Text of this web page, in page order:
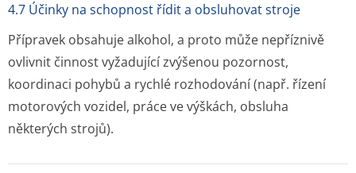
4.7 Účinky na schopnost řídit a obsluhovat stroje
Přípravek obsahuje alkohol, a proto může nepříznivě
ovlivnit činnost vyžadující zvýšenou pozornost,
koordinaci pohybů a rychlé rozhodování (např. řízení
motorových vozidel, práce ve výškách, obsluha
některých strojů).